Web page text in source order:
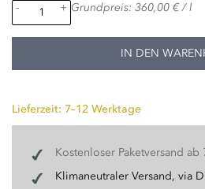
-
+ Grundpreis: 360,00 € / l
IN DEN
Lieferzeit: 7–12 Werktage
Kostenloser Paketversand ab
Klimaneutraler Versand, via